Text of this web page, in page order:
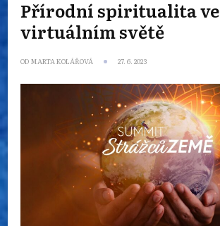
Přírodní spiritualita ve
virtuálním světě
OD MARTA KOLÁŘOVÁ 27. 6. 2023